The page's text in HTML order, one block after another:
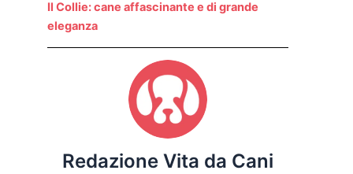
Il Collie: cane affascinante e di grande
eleganza
Redazione Vita da Cani